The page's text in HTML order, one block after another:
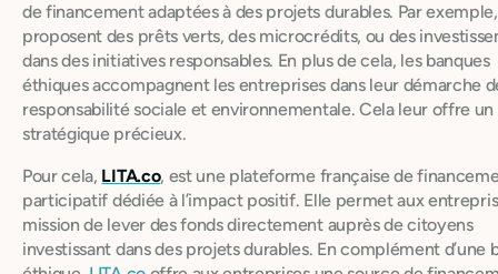
de financement adaptées à des projets durables. Par
proposent des prêts verts, des microcrédits, ou des
dans des initiatives responsables. En plus de cela, les banques
éthiques accompagnent les entreprises dans leur démarche
responsabilité sociale et environnementale. Cela leur offre
stratégique précieux.
Pour cela, LITA.co, est une plateforme française de
participatif dédiée à l’impact positif. Elle permet aux
mission de lever des fonds directement auprès de citoyens
investissant dans des projets durables. En complément d’une